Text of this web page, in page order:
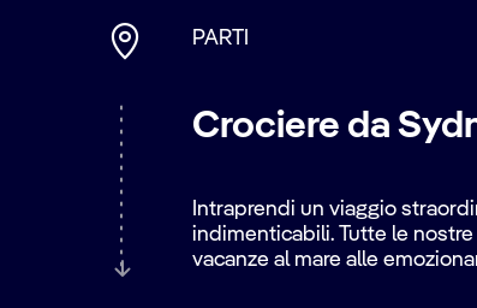
PARTI
Crociere da
Intraprendi un viaggio
indimenticabili. Tutte le
vacanze al mare alle